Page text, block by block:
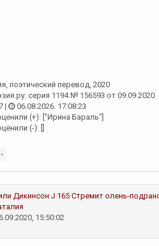
, поэтический перевод, 2020
серия 1194 № 156593 от 09.09.2020
|
06.08.2026. 17:08:23
(+): ["Ирина Бараль"]
(-): []
Дикинсон J 165 Стремит олень-
15:50:02